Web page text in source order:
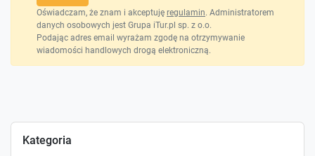
Kategoria
Oświadczam, że znam i akceptuję regulamin. Administratorem
danych osobowych jest Grupa iTur.pl sp. z o.o.
Podając adres email wyrażam zgodę na otrzymywanie
wiadomości handlowych drogą elektroniczną.